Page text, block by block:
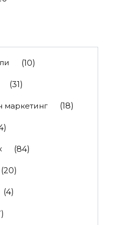
(10)
(31)
маркетинг (18)
(84)
(20)
(4)